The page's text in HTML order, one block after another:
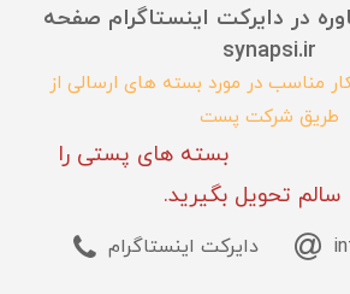
در دایرکت اینستاگرام صفحه
synapsi.ir
مناسب در مورد بسته های ارسالی از
طریق شرکت پست
بسته های پستی را
سالم تحویل بگیرید.
دایرکت اینستاگرام